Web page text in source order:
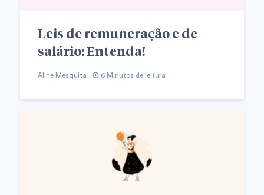
Leis de remuneração e de
salário: Entenda!
Aline Mesquita 6 Minutos de leitura